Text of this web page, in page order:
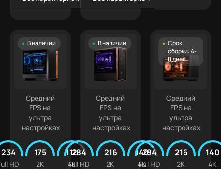
В наличии
Средний
FPS на
ультра
настройках
234
HD
175
2K
112
4K
В наличии
Средний
FPS на
ультра
настройках
284
Full HD
216
2K
140
4K
Срок
сборки: 4-
8 дней
Средний
FPS на
ультра
настройках
284
Full HD
216
2K
140
4K